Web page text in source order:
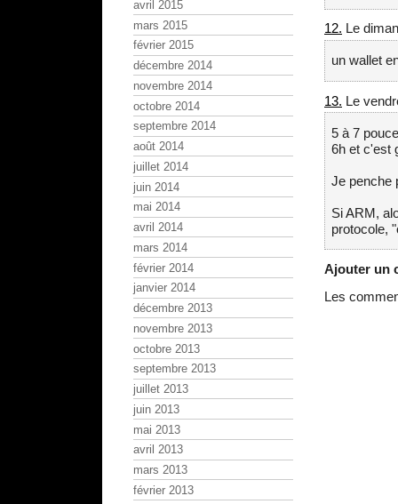
12. Le
un wallet
13. Le
5 à 7
6h et c'est
Je penche
Si ARM,
protocole,
Ajouter un
Les
avril 2015
mars 2015
février 2015
décembre 2014
novembre 2014
octobre 2014
septembre 2014
août 2014
juillet 2014
juin 2014
mai 2014
avril 2014
mars 2014
février 2014
janvier 2014
décembre 2013
novembre 2013
octobre 2013
septembre 2013
juillet 2013
juin 2013
mai 2013
avril 2013
mars 2013
février 2013